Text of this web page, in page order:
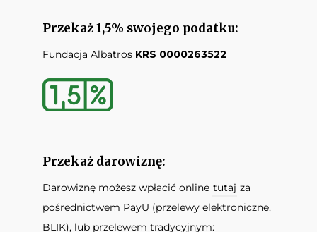
Przekaż 1,5% swojego podatku:
Fundacja Albatros KRS 0000263522
Przekaż darowiznę:
Darowiznę możesz wpłacić online tutaj za
pośrednictwem PayU (przelewy elektroniczne,
BLIK), lub przelewem tradycyjnym: